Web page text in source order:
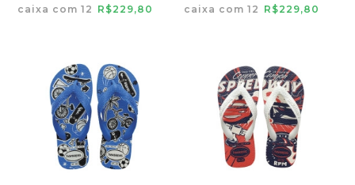
caixa com 12 R$229,80 caixa com 12 R$229,80